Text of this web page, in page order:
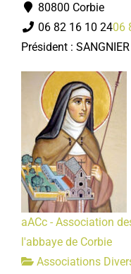
80800 Corbie
06 82 16 10 2406
Président :
aACc - Association
l'abbaye de Corbie
Associations